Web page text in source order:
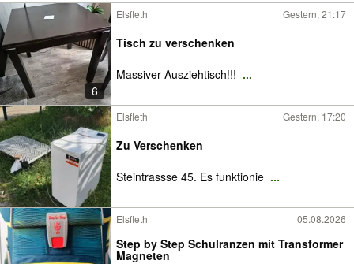
6
Elsfleth Gestern, 21:17
Tisch zu verschenken
Massiver Ausziehtisch!!! ...
Elsfleth Gestern, 17:20
Zu Verschenken
Steintrassse 45. Es funktionie ...
Elsfleth 05.08.2026
Step by Step Schulranzen mit Transformer
Magneten